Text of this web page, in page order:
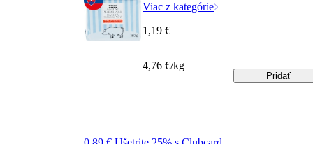
Viac z kategórie
1,19 €
4,76 €/kg
Pridať